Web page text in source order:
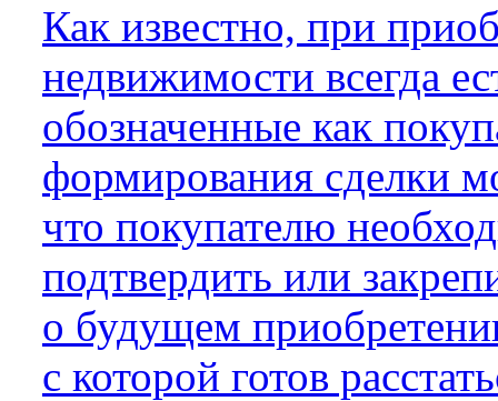
Как известно, при
недвижимости всегда
обозначенные как
формирования сделки
что покупателю
подтвердить или
о будущем
с которой готов